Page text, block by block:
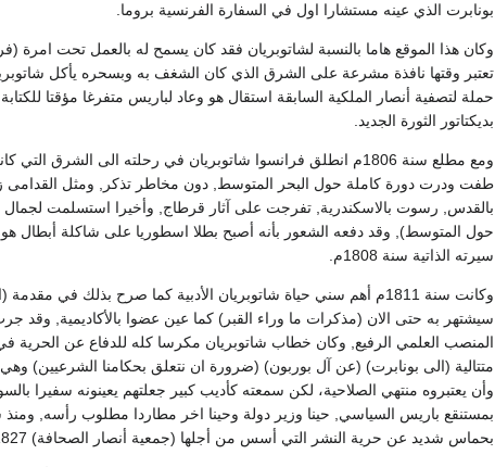
بونابرت الذي عينه مستشارا اول في السفارة الفرنسية بروما.
وكان هذا الموقع هاما بالنسبة لشاتوبريان فقد كان يسمح له بالعمل تحت امرة
تعتبر وقتها نافذة مشرعة على الشرق الذي كان الشغف به وبسحره يأكل
حملة لتصفية أنصار الملكية السابقة استقال هو وعاد لباريس متفرغا مؤقتا
بديكتاتور الثورة الجديد.
ومع مطلع سنة 1806م انطلق فرانسوا شاتوبريان في رحلته الى الشرق
طفت ودرت دورة كاملة حول البحر المتوسط, دون مخاطر تذكر, ومثل القدامى
بالقدس, رسوت بالاسكندرية, تفرجت على آثار قرطاج, وأخيرا استسلمت لجمال
حول المتوسط), وقد دفعه الشعور بأنه أصبح بطلا اسطوريا على شاكلة أبطال
سيرته الذاتية سنة 1808م.
وكانت سنة 1811م أهم سني حياة شاتوبريان الأدبية كما صرح بذلك
سيشتهر به حتى الان (مذكرات ما وراء القبر) كما عين عضوا بالأكاديمية, وقد
المنصب العلمي الرفيع, وكان خطاب شاتوبريان مكرسا كله للدفاع عن الحرية
بحماس شديد عن حرية النشر التي أسس من أجلها (جمعية أنصار الصحافة) 1827م.